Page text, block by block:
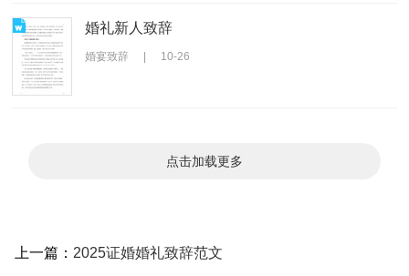
婚礼新人致辞
婚宴致辞 | 10-26
点击加载更多
上一篇： 2025证婚婚礼致辞范文